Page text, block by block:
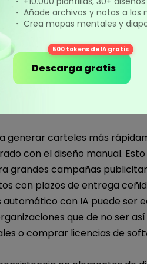
bastantes ventajas
y de las metas de
generar carteles más
con el diseño manual. Esto
grandes campañas
con plazos de entrega
automático con IA puede ser
que de no ser
o comprar licencias de
・ Añade archivos y notas a los
・ Crea mapas mentales y
500 tokens de IA gratis
Descarga gratis